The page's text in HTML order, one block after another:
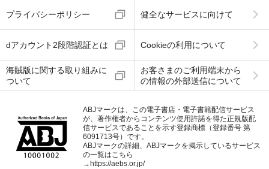
プライバシーポリシー 健全なサービスに向けて
dアカウント2段階認証とは Cookieの利用について
海賊版に関する取り組みに
ついて
お客さまのご利用端末から
の情報の外部送信について
ABJマークは、この電子書店・電子書籍配信サービス
が、著作権者からコンテンツ使用許諾を得た正規版配
信サービスであることを示す登録商標（登録番号 第
6091713号）です。
ABJマークの詳細、ABJマークを掲示しているサービス
の一覧はこちら
→ https://aebs.or.jp/